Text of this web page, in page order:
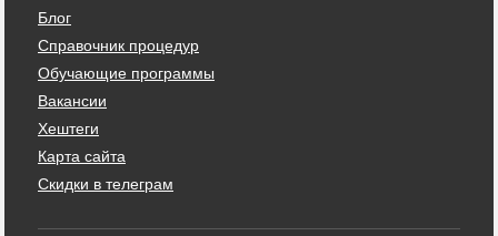
Блог
Справочник процедур
Обучающие программы
Вакансии
Хештеги
Карта сайта
Скидки в телеграм